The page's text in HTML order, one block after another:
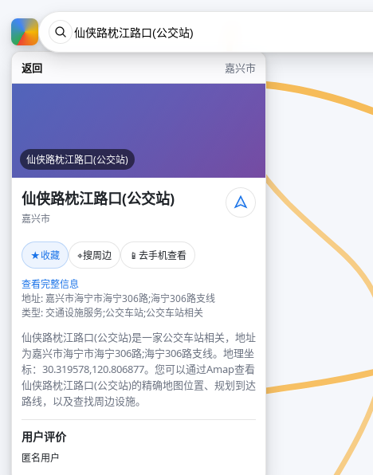
返回 嘉兴市
仙侠路枕江路口(公交站)
仙侠路枕江路口(公交站)
嘉兴市
★收藏 ⌖搜周边 📱 去手机查看
查看完整信息
地址: 嘉兴市海宁市海宁306路;海宁306路支线
类型: 交通设施服务;公交车站;公交车站相关
仙侠路枕江路口(公交站)是一家公交车站相关，地址
为嘉兴市海宁市海宁306路;海宁306路支线。地理坐
标：30.319578,120.806877。您可以通过Amap查看
仙侠路枕江路口(公交站)的精确地图位置、规划到达
路线，以及查找周边设施。
用户评价
匿名用户